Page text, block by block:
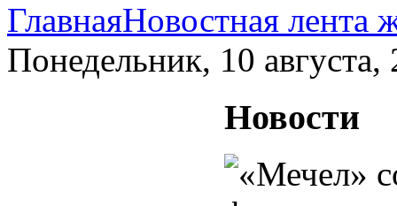
ГлавнаяНовостная лента
Понедельник, 10 августа,
Новости